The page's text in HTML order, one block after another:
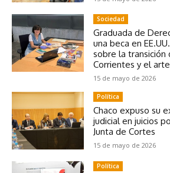
Sociedad
Graduada de
una beca en
sobre la transición
Corrientes y el arte
15 de mayo de 2026
Política
Chaco expuso su
judicial en juicios
Junta de Cortes
15 de mayo de 2026
Política